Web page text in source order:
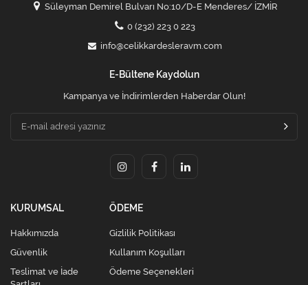
Süleyman Demirel Bulvarı No:10/D-E Menderes/ İZMİR
0 (232) 223 0 223
info@celikkardesleravm.com
E-Bültene Kaydolun
Kampanya ve İndirimlerden Haberdar Olun!
KURUMSAL
Hakkımızda
Güvenlik
Teslimat ve İade
ÖDEME
Gizlilik Politikası
Kullanım Koşulları
Ödeme Seçenekleri